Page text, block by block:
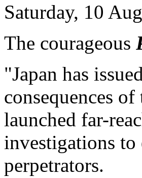
Saturday, 10
The courageous
"Japan has
consequences
launched far-
investigations to
perpetrators.